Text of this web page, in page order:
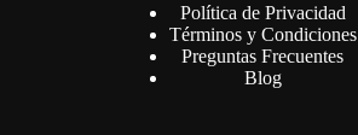
Política de Privacidad
Términos y Condiciones
Preguntas Frecuentes
Blog